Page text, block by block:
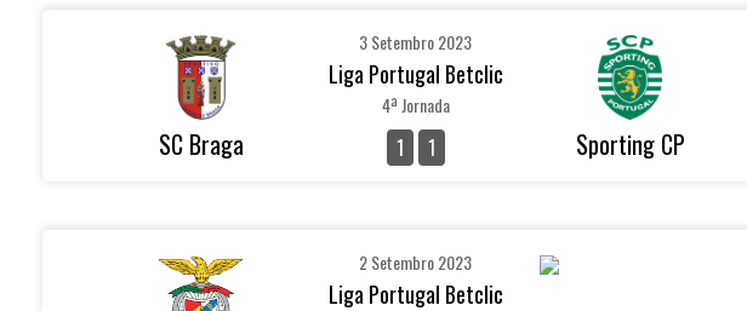
SC Braga
3 Setembro 2023
Liga Portugal Betclic
4ª Jornada
1 1 Sporting CP
2 Setembro 2023
Liga Portugal Betclic